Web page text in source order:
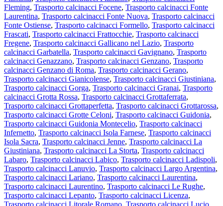
Fleming, Trasporto calcinacci Focene, Trasporto calcinacci Fonte
Laurentina, Trasporto calcinacci Fonte Nuova, Trasporto calcinacci
Fonte Ostiense, Trasporto calcinacci Formello, Trasporto calcinacci
Frascati, Trasporto calcinacci Frattocchie, Trasporto calcinacci
Fregene, Trasporto calcinacci Gallicano nel Lazio, Trasporto
calcinacci Garbatella, Trasporto calcinacci Gavignano, Trasporto
calcinacci Genazzano, Trasporto calcinacci Genzano, Trasporto
calcinacci Genzano di Roma, Trasporto calcinacci Gerano,
Trasporto calcinacci Gianicolense, Trasporto calcinacci Giustiniana,
Trasporto calcinacci Gorga, Trasporto calcinacci Granai, Trasporto
calcinacci Grotta Rossa, Trasporto calcinacci Grottaferrata,
Trasporto calcinacci Grottaperfetta, Trasporto calcinacci Grottarossa,
Trasporto calcinacci Grotte Celoni, Trasporto calcinacci Guidonia,
Trasporto calcinacci Guidonia Montecelio, Trasporto calcinacci
Infernetto, Trasporto calcinacci Isola Farnese, Trasporto calcinacci
Isola Sacra, Trasporto calcinacci Jenne, Trasporto calcinacci La
Giustiniana, Trasporto calcinacci La Storta, Trasporto calcinacci
Labaro, Trasporto calcinacci Labico, Trasporto calcinacci Ladispoli,
Trasporto calcinacci Lanuvio, Trasporto calcinacci Largo Argentina,
Trasporto calcinacci Lariano, Trasporto calcinacci Laurentina,
Trasporto calcinacci Laurentino, Trasporto calcinacci Le Rughe,
Trasporto calcinacci Lepanto, Trasporto calcinacci Licenza,
Trasporto calcinacci Litorale Romano, Trasporto calcinacci Lucio